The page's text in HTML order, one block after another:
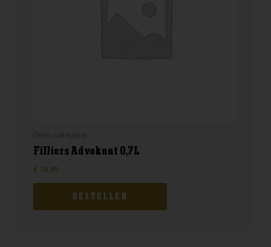
Filliers Advokaat 0,7L
€ 16,49
BESTELLEN